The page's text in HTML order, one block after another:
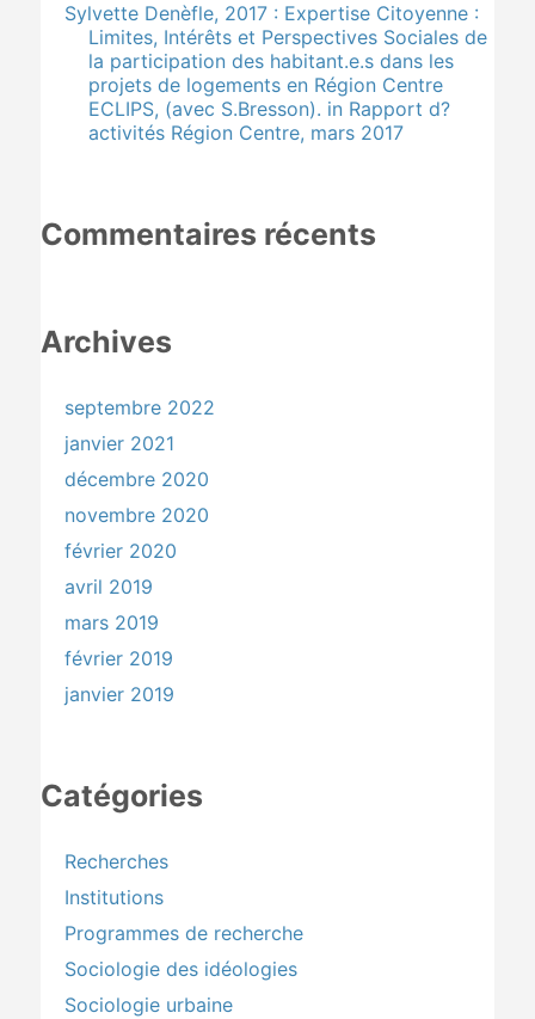
Sylvette Denèfle, 2017 : Expertise Citoyenne :
Limites, Intérêts et Perspectives Sociales de
la participation des habitant.e.s dans les
projets de logements en Région Centre
ECLIPS, (avec S.Bresson). in Rapport d?
activités Région Centre, mars 2017
Commentaires récents
Archives
septembre 2022
janvier 2021
décembre 2020
novembre 2020
février 2020
avril 2019
mars 2019
février 2019
janvier 2019
Catégories
Recherches
Institutions
Programmes de recherche
Sociologie des idéologies
Sociologie urbaine